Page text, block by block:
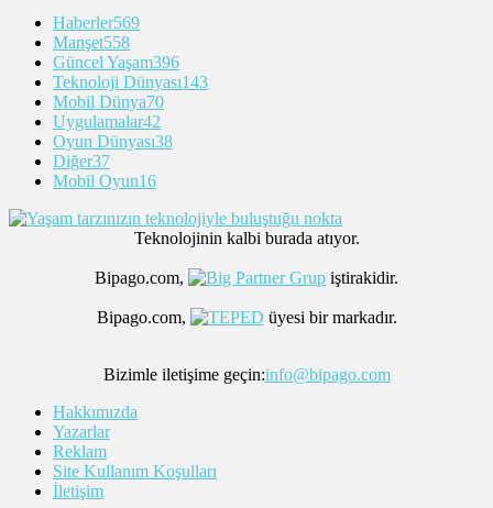
Haberler569
Manşet558
Güncel Yaşam396
Teknoloji Dünyası143
Mobil Dünya70
Uygulamalar42
Oyun Dünyası38
Diğer37
Mobil Oyun16
Teknolojinin kalbi burada atıyor.
Bipago.com, iştirakidir.
Bipago.com, üyesi bir markadır.
Bizimle iletişime geçin:info@bipago.com
Hakkımızda
Yazarlar
Reklam
Site Kullanım Koşulları
İletişim